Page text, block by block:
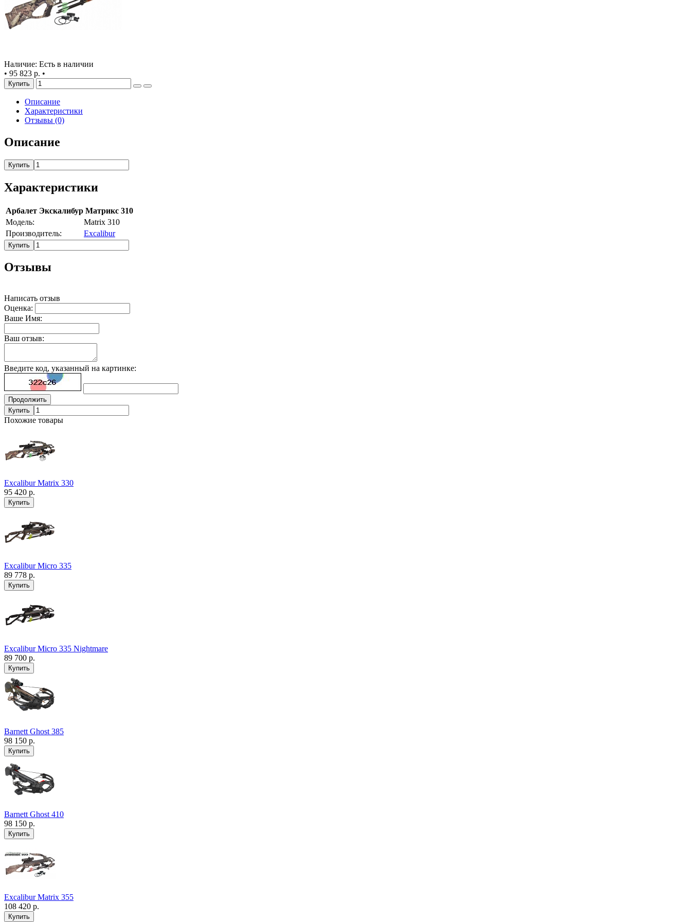
Наличие: Есть в наличии
• 95 823 р. •
Купить
Описание
Характеристики
Отзывы (0)
Описание
Купить
Характеристики
Арбалет Экскалибур Матрикс 310
Модель:
Matrix 310
Производитель:
Excalibur
Купить
Отзывы
Написать отзыв
Оценка:
Ваше Имя:
Ваш отзыв:
Введите код, указанный на картинке:
Продолжить
Купить
Похожие товары
Excalibur Matrix 330
95 420 р.
Excalibur Micro 335
89 778 р.
Excalibur Micro 335 Nightmare
89 700 р.
Barnett Ghost 385
98 150 р.
Barnett Ghost 410
98 150 р.
Excalibur Matrix 355
108 420 р.